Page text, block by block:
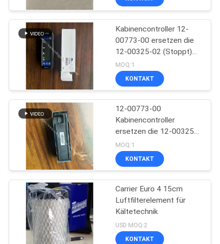
Series
Isuzu Refrigerated
Truck
Halb Anhänger-
Kühlgeräte
Kabinencontroller 12-
00773-00 ersetzen die
12-00325-02 (Stoppt)
Kompatibel mit der Supra
550 722 750 850 950
MOQ:1
KONTAKT
12-00773-00
Kabinencontroller
ersetzen die 12-00325-
02 (Stoppt) Kompatibel
für Carrier Supra 550 722
750 850 950
MOQ:1
KONTAKT
Carrier Euro 4 15cm
Luftfilterelement für
Kältetechnik
USD MOQ:2
KONTAKT